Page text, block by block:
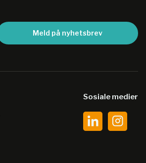
Meld på nyhetsbrev
Sosiale medier